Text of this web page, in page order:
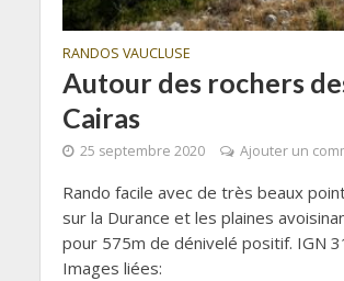
RANDOS VAUCLUSE
Autour des rochers
Cairas
25 septembre 2020 Ajouter un
Rando facile avec de très beaux
sur la Durance et les plaines
pour 575m de dénivelé positif. IGN
Images liées: